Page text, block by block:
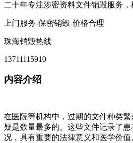
二十年专注涉密资料文件销毁服务
上门服务-保密销毁-价格合理
珠海销毁热线
13711115910
内容介绍
在医院等机构中，过期的文件种类
疑是数量最多的。这些文件记录了
况，具有重要的法律意义和医学价